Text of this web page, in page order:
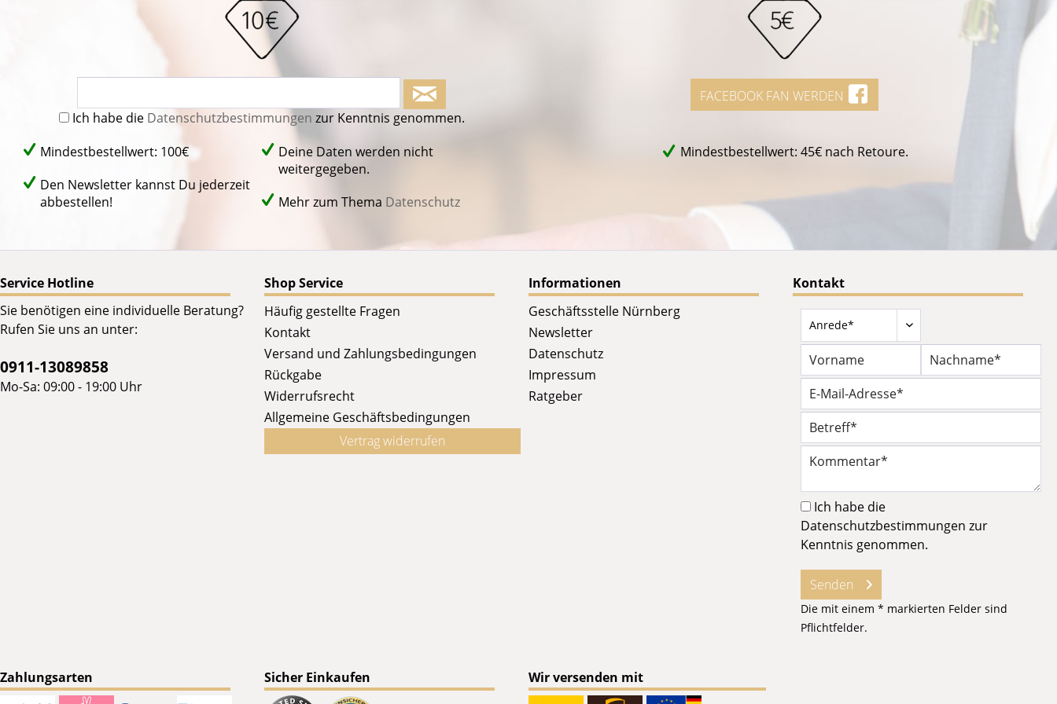
Ich habe die Datenschutzbestimmungen zur Kenntnis genommen.
Mindestbestellwert: 100€
Den Newsletter kannst Du jederzeit
abbestellen!
Deine Daten werden nicht
weitergegeben.
Mehr zum Thema Datenschutz
FACEBOOK FAN WERDEN
Mindestbestellwert: 45€ nach Retoure.
Service Hotline
Sie benötigen eine individuelle Beratung?
Rufen Sie uns an unter:
0911-13089858
Mo-Sa: 09:00 - 19:00 Uhr
Shop Service
Häufig gestellte Fragen
Kontakt
Versand und Zahlungsbedingungen
Rückgabe
Widerrufsrecht
Allgemeine Geschäftsbedingungen
Vertrag widerrufen
Informationen
Geschäftsstelle Nürnberg
Newsletter
Datenschutz
Impressum
Ratgeber
Kontakt
Ich habe die
Datenschutzbestimmungen zur
Kenntnis genommen.
Senden
Die mit einem * markierten Felder sind
Pflichtfelder.
Zahlungsarten Sicher Einkaufen Wir versenden mit